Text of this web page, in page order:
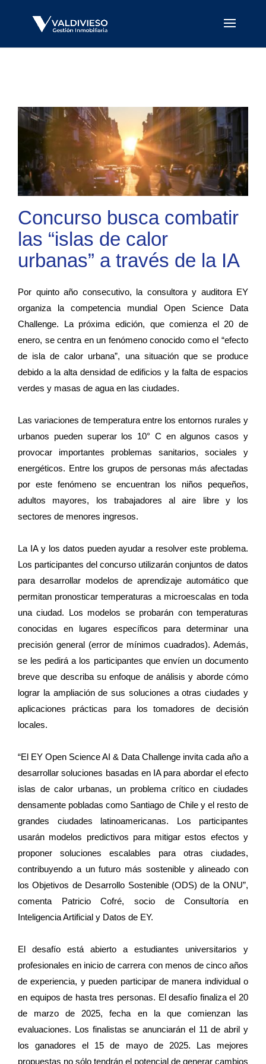
Concurso busca combatir
las “islas de calor
urbanas” a través de la IA
Por quinto año consecutivo, la consultora y auditora EY
organiza la competencia mundial Open Science Data
Challenge. La próxima edición, que comienza el 20 de
enero, se centra en un fenómeno conocido como el “efecto
de isla de calor urbana”, una situación que se produce
debido a la alta densidad de edificios y la falta de espacios
verdes y masas de agua en las ciudades.
Las variaciones de temperatura entre los entornos rurales y
urbanos pueden superar los 10° C en algunos casos y
provocar importantes problemas sanitarios, sociales y
energéticos. Entre los grupos de personas más afectadas
por este fenómeno se encuentran los niños pequeños,
adultos mayores, los trabajadores al aire libre y los
sectores de menores ingresos.
La IA y los datos pueden ayudar a resolver este problema.
Los participantes del concurso utilizarán conjuntos de datos
para desarrollar modelos de aprendizaje automático que
permitan pronosticar temperaturas a microescalas en toda
una ciudad. Los modelos se probarán con temperaturas
conocidas en lugares específicos para determinar una
precisión general (error de mínimos cuadrados). Además,
se les pedirá a los participantes que envíen un documento
breve que describa su enfoque de análisis y aborde cómo
lograr la ampliación de sus soluciones a otras ciudades y
aplicaciones prácticas para los tomadores de decisión
locales.
“El EY Open Science AI & Data Challenge invita cada año a
desarrollar soluciones basadas en IA para abordar el efecto
islas de calor urbanas, un problema crítico en ciudades
densamente pobladas como Santiago de Chile y el resto de
grandes ciudades latinoamericanas. Los participantes
usarán modelos predictivos para mitigar estos efectos y
proponer soluciones escalables para otras ciudades,
contribuyendo a un futuro más sostenible y alineado con
los Objetivos de Desarrollo Sostenible (ODS) de la ONU”,
comenta Patricio Cofré, socio de Consultoría en
Inteligencia Artificial y Datos de EY.
El desafío está abierto a estudiantes universitarios y
profesionales en inicio de carrera con menos de cinco años
de experiencia, y pueden participar de manera individual o
en equipos de hasta tres personas. El desafío finaliza el 20
de marzo de 2025, fecha en la que comienzan las
evaluaciones. Los finalistas se anunciarán el 11 de abril y
los ganadores el 15 de mayo de 2025. Las mejores
propuestas no sólo tendrán el potencial de generar cambios